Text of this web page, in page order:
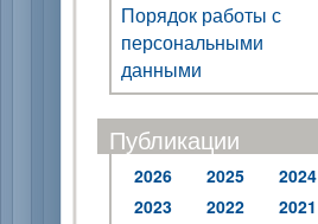
Порядок работы с
персональными
данными
Публикации
2026 2025
2024
2023
2022
2021